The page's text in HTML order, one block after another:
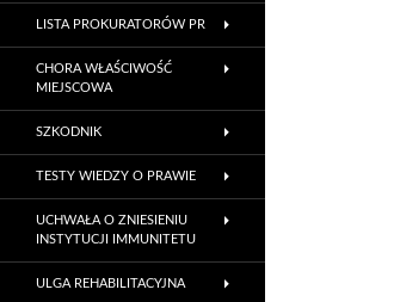
LISTA PROKURATORÓW PR
CHORA WŁAŚCIWOŚĆ
MIEJSCOWA
SZKODNIK
TESTY WIEDZY O PRAWIE
UCHWAŁA O ZNIESIENIU
INSTYTUCJI IMMUNITETU
ULGA REHABILITACYJNA